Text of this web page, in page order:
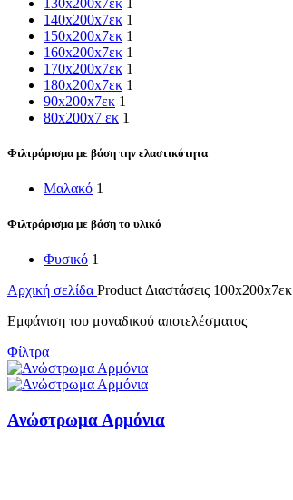
140x200x7εκ 1
150x200x7εκ 1
160x200x7εκ 1
170x200x7εκ 1
180x200x7εκ 1
90x200x7εκ 1
80x200x7 εκ 1
Φιλτράρισμα με βάση την ελαστικότητα
Μαλακό 1
Φιλτράρισμα με βάση το υλικό
Φυσικό 1
Αρχική σελίδα Product Διαστάσεις 100x200x7εκ
Εμφάνιση του μοναδικού αποτελέσματος
Φίλτρα
Ανώστρωμα Αρμόνια